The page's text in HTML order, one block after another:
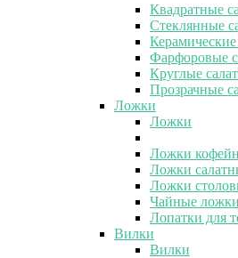
Квадратные
Стеклянные
Фарфоровые
Круглые
Прозрачные
Ложки
Ложки
Ложки
Ложки
Ложки
Чайные ложки
Лопатки для
Вилки
Вилки